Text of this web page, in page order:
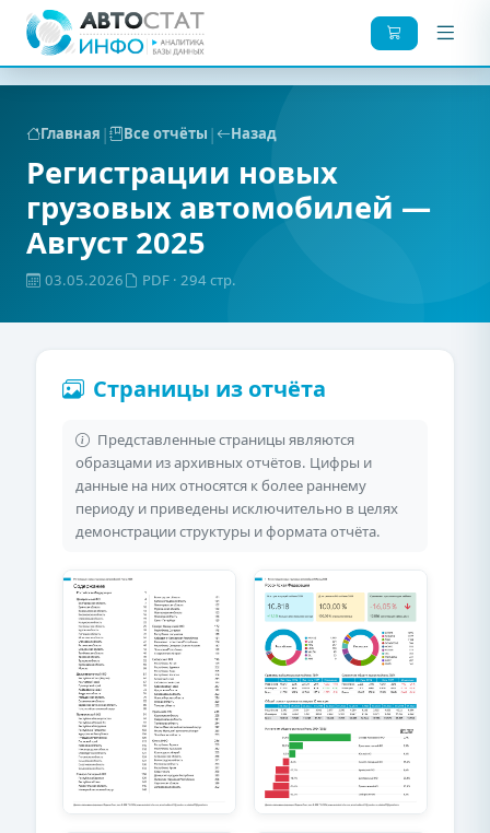
Главная | Все отчёты | Назад
Регистрации новых
грузовых автомобилей —
Август 2025
03.05.2026 PDF · 294 стр.
Страницы из отчёта
Представленные страницы являются
образцами из архивных отчётов. Цифры и
данные на них относятся к более раннему
периоду и приведены исключительно в целях
демонстрации структуры и формата отчёта.